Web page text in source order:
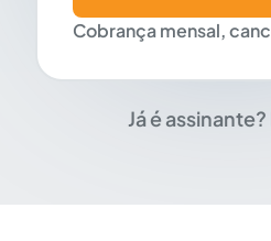
Cobrança mensal,
Já é assinante?